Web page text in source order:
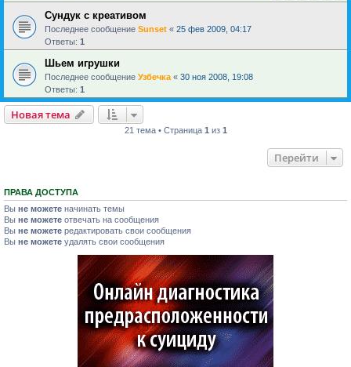
Сундук с креативом
Последнее сообщение Sunset « 25 фев 2009, 04:17
Ответы: 1
Шьем игрушки
Последнее сообщение Узбечка « 30 ноя 2008, 19:08
Ответы: 1
Новая тема
21 тема • Страница 1 из 1
Перейти
ПРАВА ДОСТУПА
Вы не можете начинать темы
Вы не можете отвечать на сообщения
Вы не можете редактировать свои сообщения
Вы не можете удалять свои сообщения